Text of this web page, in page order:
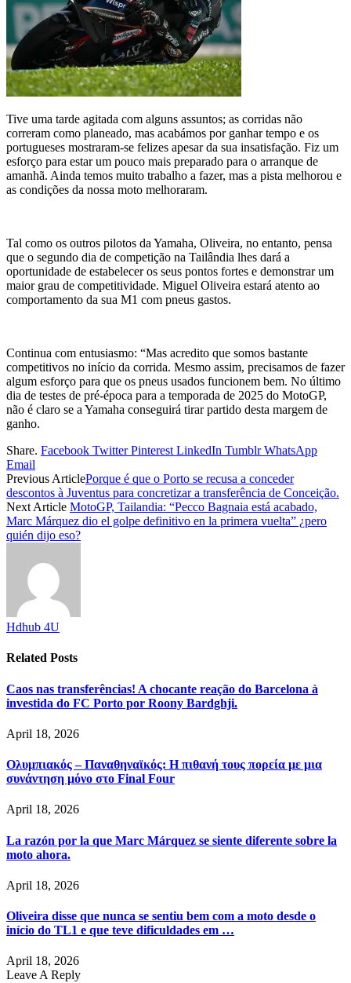
Tive uma tarde agitada com alguns assuntos; as corridas não
correram como planeado, mas acabámos por ganhar tempo e os
portugueses mostraram-se felizes apesar da sua insatisfação. Fiz um
esforço para estar um pouco mais preparado para o arranque de
amanhã. Ainda temos muito trabalho a fazer, mas a pista melhorou e
as condições da nossa moto melhoraram.
Tal como os outros pilotos da Yamaha, Oliveira, no entanto, pensa
que o segundo dia de competição na Tailândia lhes dará a
oportunidade de estabelecer os seus pontos fortes e demonstrar um
maior grau de competitividade. Miguel Oliveira estará atento ao
comportamento da sua M1 com pneus gastos.
Continua com entusiasmo: “Mas acredito que somos bastante
competitivos no início da corrida. Mesmo assim, precisamos de fazer
algum esforço para que os pneus usados ​​funcionem bem. No último
dia de testes de pré-época para a temporada de 2025 do MotoGP,
não é claro se a Yamaha conseguirá tirar partido desta margem de
ganho.
Share. Facebook Twitter Pinterest LinkedIn Tumblr WhatsApp
Email
Previous ArticlePorque é que o Porto se recusa a conceder
descontos à Juventus para concretizar a transferência de Conceição.
Next Article MotoGP, Tailandia: “Pecco Bagnaia está acabado,
Marc Márquez dio el golpe definitivo en la primera vuelta” ¿pero
quién dijo eso?
Hdhub 4U
Related Posts
Caos nas transferências! A chocante reação do Barcelona à
investida do FC Porto por Roony Bardghji.
April 18, 2026
Ολυμπιακός – Παναθηναϊκός: Η πιθανή τους πορεία με μια
συνάντηση μόνο στο Final Four
April 18, 2026
La razón por la que Marc Márquez se siente diferente sobre la
moto ahora.
April 18, 2026
Oliveira disse que nunca se sentiu bem com a moto desde o
início do TL1 e que teve dificuldades em …
April 18, 2026
Leave A Reply